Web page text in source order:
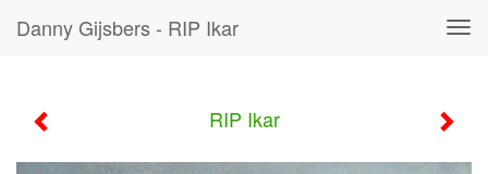
Danny Gijsbers - RIP Ikar
RIP Ikar